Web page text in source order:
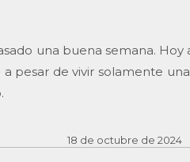
una buena semana.
pesar de vivir solamente
de 2024